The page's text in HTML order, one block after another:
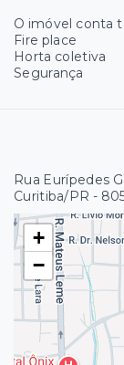
O imóvel conta
Fire place
Horta coletiva
Segurança
Rua Eurípedes
Curitiba/PR -
+
−